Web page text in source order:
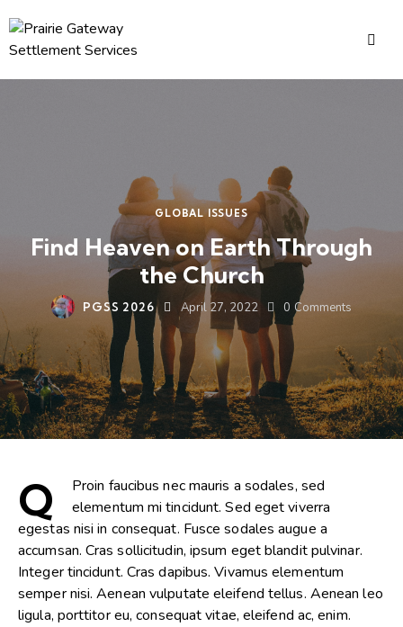
GLOBAL ISSUES
Find Heaven on Earth Through
the Church
PGSS 2026 April 27, 2022 0 Comments
Q
Proin faucibus nec mauris a sodales, sed
elementum mi tincidunt. Sed eget viverra
egestas nisi in consequat. Fusce sodales augue a
accumsan. Cras sollicitudin, ipsum eget blandit pulvinar.
Integer tincidunt. Cras dapibus. Vivamus elementum
semper nisi. Aenean vulputate eleifend tellus. Aenean leo
ligula, porttitor eu, consequat vitae, eleifend ac, enim.